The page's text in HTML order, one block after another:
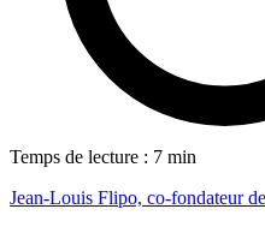
Temps de lecture : 7 min
Jean-Louis Flipo, co-fondateur